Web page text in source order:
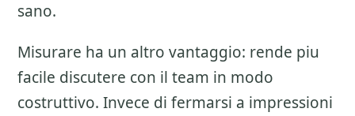
sano.
Misurare ha un altro vantaggio: rende piu
facile discutere con il team in modo
costruttivo. Invece di fermarsi a impressioni